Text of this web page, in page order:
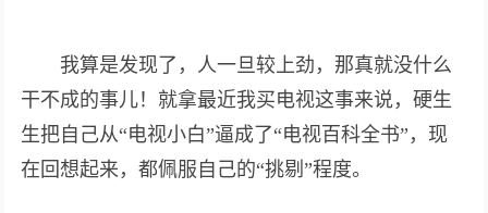
我算是发现了，人一旦较上劲，那真就没什么
干不成的事儿！就拿最近我买电视这事来说，硬生
生把自己从“电视小白”逼成了“电视百科全书”，现
在回想起来，都佩服自己的“挑剔”程度。